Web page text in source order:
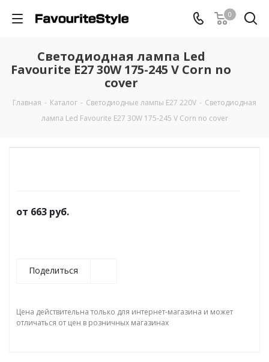
0
Светодиодная лампа Led
Favourite E27 30W 175-245 V Corn no
cover
Главная - Каталог - Светодиодные лампы E27 220V - Светодиодная
лампа Led Favourite E27 30W 175-245 V Corn no cover
от 663 руб.
Поделиться
Цена действительна только для интернет-магазина и может
отличаться от цен в розничных магазинах